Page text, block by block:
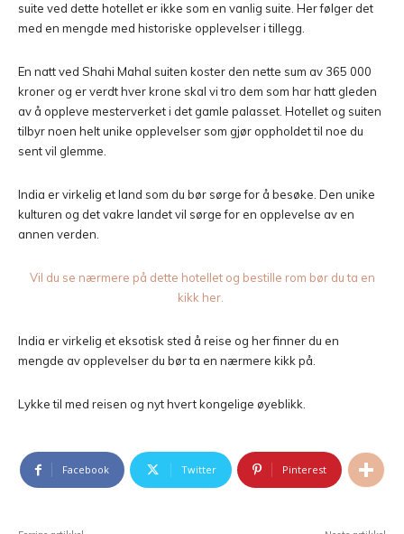
suite ved dette hotellet er ikke som en vanlig suite. Her følger det
med en mengde med historiske opplevelser i tillegg.
En natt ved Shahi Mahal suiten koster den nette sum av 365 000
kroner og er verdt hver krone skal vi tro dem som har hatt gleden
av å oppleve mesterverket i det gamle palasset. Hotellet og suiten
tilbyr noen helt unike opplevelser som gjør oppholdet til noe du
sent vil glemme.
India er virkelig et land som du bør sørge for å besøke. Den unike
kulturen og det vakre landet vil sørge for en opplevelse av en
annen verden.
Vil du se nærmere på dette hotellet og bestille rom bør du ta en
kikk her.
India er virkelig et eksotisk sted å reise og her finner du en
mengde av opplevelser du bør ta en nærmere kikk på.
Lykke til med reisen og nyt hvert kongelige øyeblikk.
Facebook Twitter Pinterest